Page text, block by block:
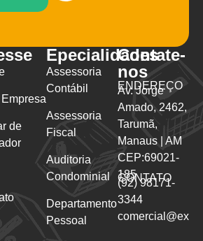
de
Epecialidades
Assessoria
Contábil
Assessoria
Fiscal
Auditoria
Condominial
Departamento
Pessoal
Contate-
nos
ENDEREÇO
Av. Jorge
Amado, 2462,
Tarumã,
Manaus | AM
CEP:69021-
185
CONTATO
(92) 98171-
3344